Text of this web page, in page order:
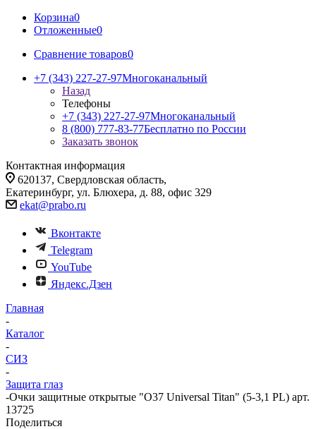
Корзина0
Отложенные0
Сравнение товаров0
+7 (343) 227-27-97Многоканальный
Назад
Телефоны
+7 (343) 227-27-97Многоканальный
8 (800) 777-83-77Бесплатно по России
Заказать звонок
Контактная информация
620137, Свердловская область,
Екатеринбург, ул. Блюхера, д. 88, офис 329
ekat@prabo.ru
Вконтакте
Telegram
YouTube
Яндекс.Дзен
Главная
-
Каталог
-
СИЗ
-
Защита глаз
-Очки защитные открытые "О37 Universal Titan" (5-3,1 PL) арт.
13725
Поделиться